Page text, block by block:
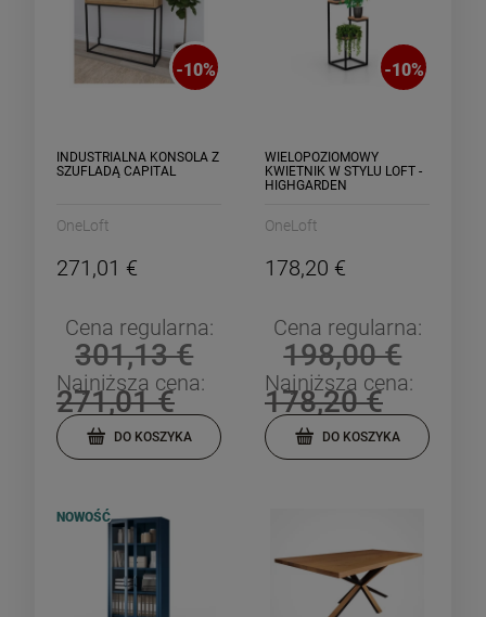
-10%
INDUSTRIALNA KONSOLA Z
SZUFLADĄ CAPITAL
OneLoft
271,01 €
Cena regularna:
301,13 €
Najniższa cena:
271,01 €
DO KOSZYKA
-10%
WIELOPOZIOMOWY
KWIETNIK W STYLU LOFT -
HIGHGARDEN
OneLoft
178,20 €
Cena regularna:
198,00 €
Najniższa cena:
178,20 €
DO KOSZYKA
NOWOŚĆ